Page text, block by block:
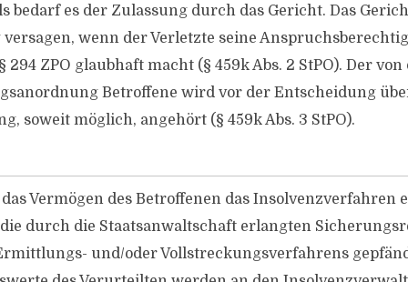
bedarf es der Zulassung durch das Gericht. Das
versagen, wenn der Verletzte seine
294 ZPO glaubhaft macht (§ 459k Abs. 2 StPO). Der von
Betroffene wird vor der Entscheidung
soweit möglich, angehört (§ 459k Abs. 3 StPO).
Vermögen des Betroffenen das Insolvenzverfahren
durch die Staatsanwaltschaft erlangten
und/​oder Vollstreckungsverfahrens